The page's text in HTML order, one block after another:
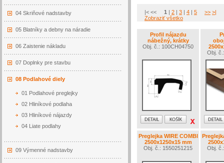
04 Skriňové nadstavby
05 Blatníky a debny na náradie
06 Zaistenie nákladu
07 Doplnky pre stavbu
08 Podlahové diely
01 Podlahové preglejky
02 Hliníkové podlaha
03 Hliníkové nájazdy
04 Liate podlahy
09 Výmenné nadstavby
|< << 1 | 2 | 3 | 4 | 5 >> >|
Zobraziť všetko
Profil nájazdu
nábežný, krátky
Obj. č.: 100CH04750
Obj.
Preglejka WIRE COMBI
2500x1250x15 mm
Obj. č.: 1550251215
Obj.